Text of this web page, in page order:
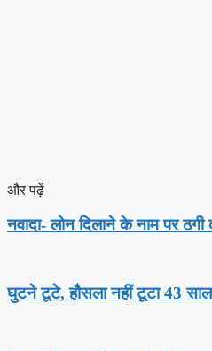
और पढ़ें
नवादा- लोन दिलाने के नाम पर
घुटने टूटे, हौसला नहीं टूटा 43